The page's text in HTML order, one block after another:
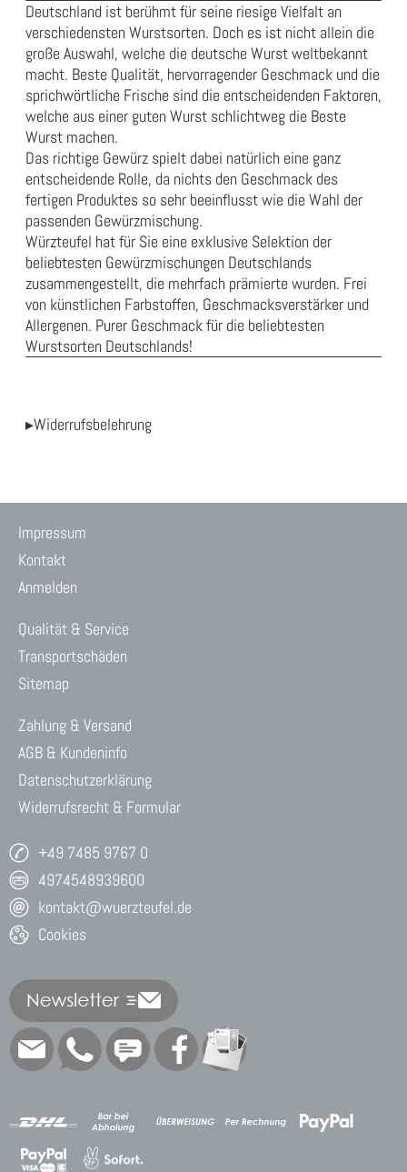
Deutschland ist berühmt für seine riesige Vielfalt an
verschiedensten Wurstsorten. Doch es ist nicht allein die
große Auswahl, welche die deutsche Wurst weltbekannt
macht. Beste Qualität, hervorragender Geschmack und die
sprichwörtliche Frische sind die entscheidenden Faktoren,
welche aus einer guten Wurst schlichtweg die Beste
Wurst machen.
Das richtige Gewürz spielt dabei natürlich eine ganz
entscheidende Rolle, da nichts den Geschmack des
fertigen Produktes so sehr beeinflusst wie die Wahl der
passenden Gewürzmischung.
Würzteufel hat für Sie eine exklusive Selektion der
beliebtesten Gewürzmischungen Deutschlands
zusammengestellt, die mehrfach prämierte wurden. Frei
von künstlichen Farbstoffen, Geschmacksverstärker und
Allergenen. Purer Geschmack für die beliebtesten
Wurstsorten Deutschlands!
▸Widerrufsbelehrung
Impressum
Kontakt
Anmelden
Qualität & Service
Transportschäden
Sitemap
Zahlung & Versand
AGB & Kundeninfo
Datenschutzerklärung
Widerrufsrecht & Formular
+49 7485 9767 0
4974548939600
kontakt@wuerzteufel.de
Cookies